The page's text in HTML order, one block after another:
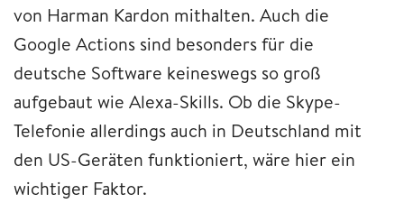
von Harman Kardon mithalten. Auch die
Google Actions sind besonders für die
deutsche Software keineswegs so groß
aufgebaut wie Alexa-Skills. Ob die Skype-
Telefonie allerdings auch in Deutschland mit
den US-Geräten funktioniert, wäre hier ein
wichtiger Faktor.